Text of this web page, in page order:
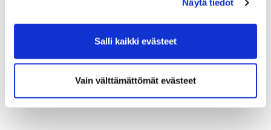
Näytä tiedot
Salli kaikki evästeet
Vain välttämättömät evästeet